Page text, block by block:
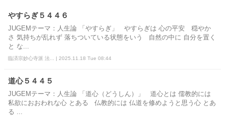
やすらぎ５４４６
JUGEMテーマ：人生論 「やすらぎ」 やすらぎは 心の平安 穏やか
さ 気持ちが乱れず 落ちついている状態をいう 自然の中に 自分を置く
と な...
臨済宗妙心寺派 法... | 2025.11.18 Tue 08:44
道心５４４５
JUGEMテーマ：人生論 「道心（どうしん）」 道心とは 儒教的には
私欲におおわれな心 とある 仏教的には 仏道を修めようと思う心 とあ
る ...